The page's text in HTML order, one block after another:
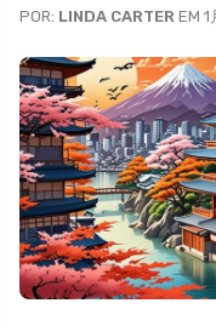
POR: LINDA CARTER EM